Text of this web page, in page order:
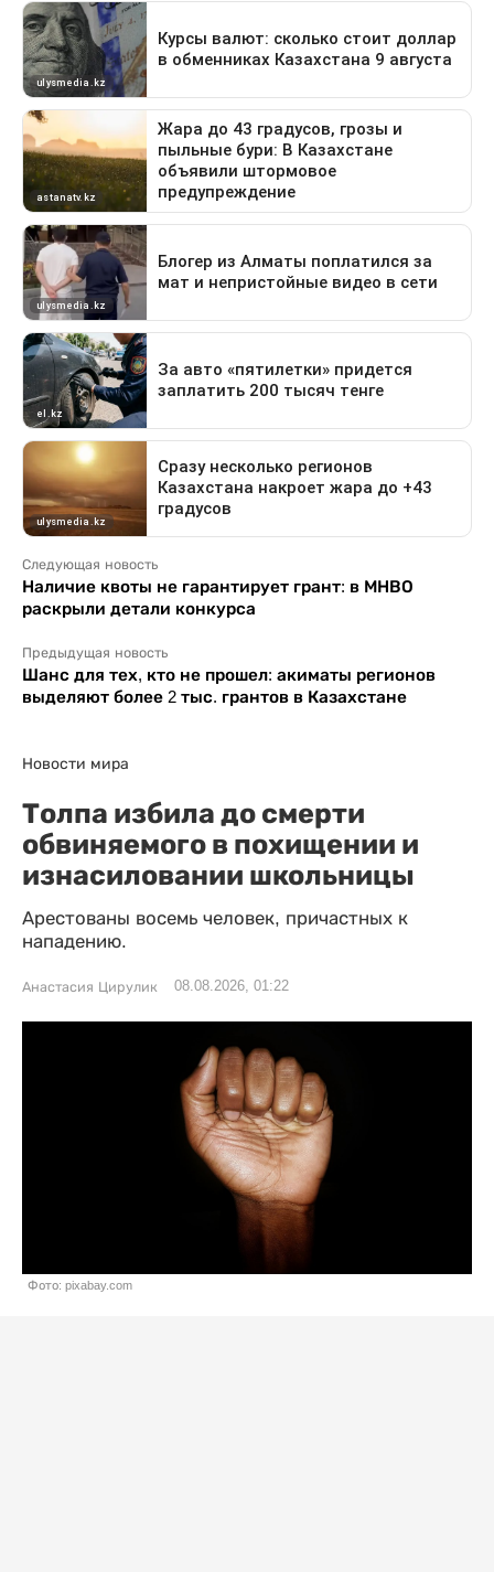
Следующая новость
Наличие квоты не гарантирует грант: в МНВО
раскрыли детали конкурса
Предыдущая новость
Шанс для тех, кто не прошел: акиматы регионов
выделяют более 2 тыс. грантов в Казахстане
Новости мира
Толпа избила до смерти
обвиняемого в похищении и
изнасиловании школьницы
Арестованы восемь человек, причастных к
нападению.
Анастасия Цирулик 08.08.2026, 01:22
Фото: pixabay.com